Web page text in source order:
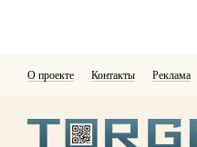
О проекте Контакты Реклама